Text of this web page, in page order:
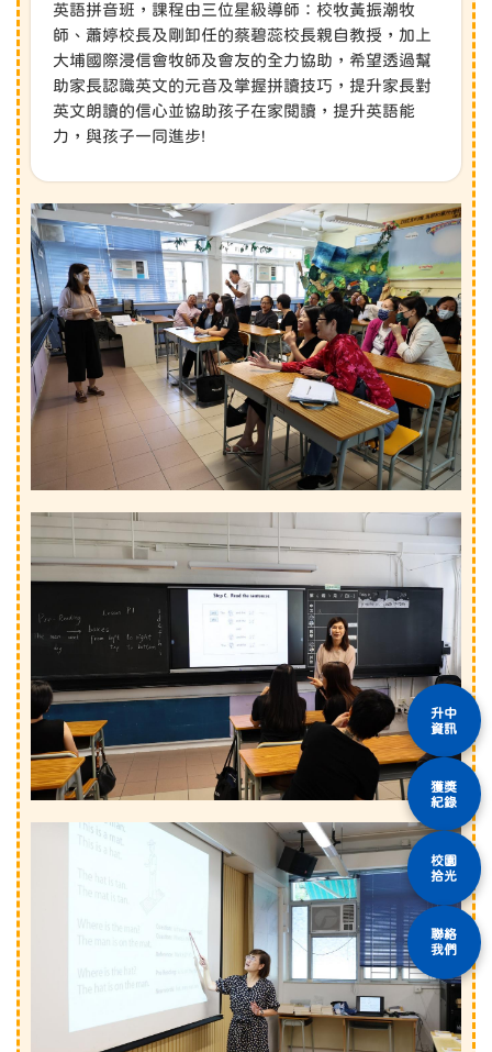
英語拼音班，課程由三位星級導師：校牧黃振潮牧
師、蕭婷校長及剛卸任的蔡碧蕊校長親自教授，加上
大埔國際浸信會牧師及會友的全力協助，希望透過幫
助家長認識英文的元音及掌握拼讀技巧，提升家長對
英文朗讀的信心並協助孩子在家閱讀，提升英語能
力，與孩子一同進步!
升中
資訊
獲獎
紀錄
校園
拾光
聯絡
我們